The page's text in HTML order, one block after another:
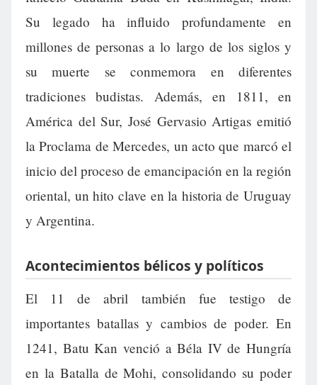
Su legado ha influido profundamente en
millones de personas a lo largo de los siglos y
su muerte se conmemora en diferentes
tradiciones budistas. Además, en 1811, en
América del Sur, José Gervasio Artigas emitió
la Proclama de Mercedes, un acto que marcó el
inicio del proceso de emancipación en la región
oriental, un hito clave en la historia de Uruguay
y Argentina.
Acontecimientos bélicos y políticos
El 11 de abril también fue testigo de
importantes batallas y cambios de poder. En
1241, Batu Kan venció a Béla IV de Hungría
en la Batalla de Mohi, consolidando su poder